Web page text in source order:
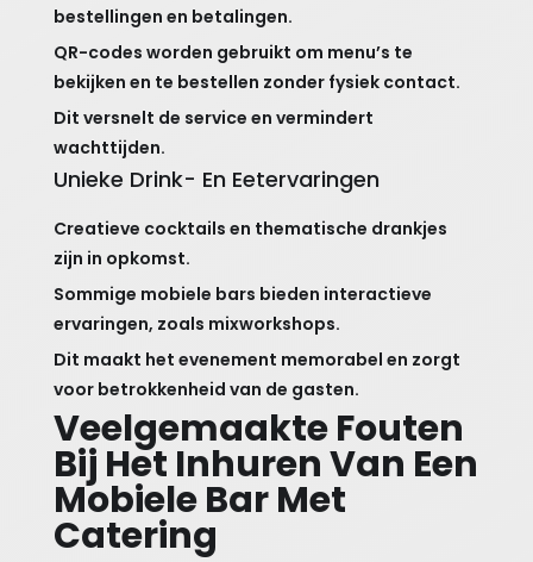
bestellingen en betalingen.
QR-codes worden gebruikt om menu’s te
bekijken en te bestellen zonder fysiek contact.
Dit versnelt de service en vermindert
wachttijden.
Unieke Drink- En Eetervaringen
Creatieve cocktails en thematische drankjes
zijn in opkomst.
Sommige mobiele bars bieden interactieve
ervaringen, zoals mixworkshops.
Dit maakt het evenement memorabel en zorgt
voor betrokkenheid van de gasten.
Veelgemaakte Fouten
Bij Het Inhuren Van Een
Mobiele Bar Met
Catering